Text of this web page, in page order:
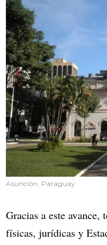
Asunción, Paraguay
Gracias a este avance,
físicas, jurídicas y